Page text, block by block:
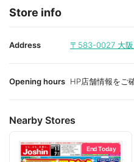
Store info
Address 〒583-0027 大
Opening hours HP店舗情報をご
Nearby Stores
End Today